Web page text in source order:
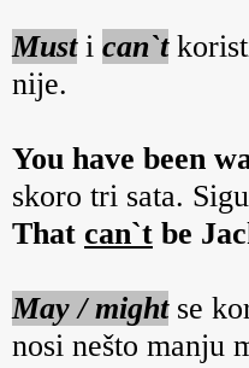
Musti can`t
nije.
You have been
skoro tri sata.
That can`t be
May / mightse
nosi nešto manju